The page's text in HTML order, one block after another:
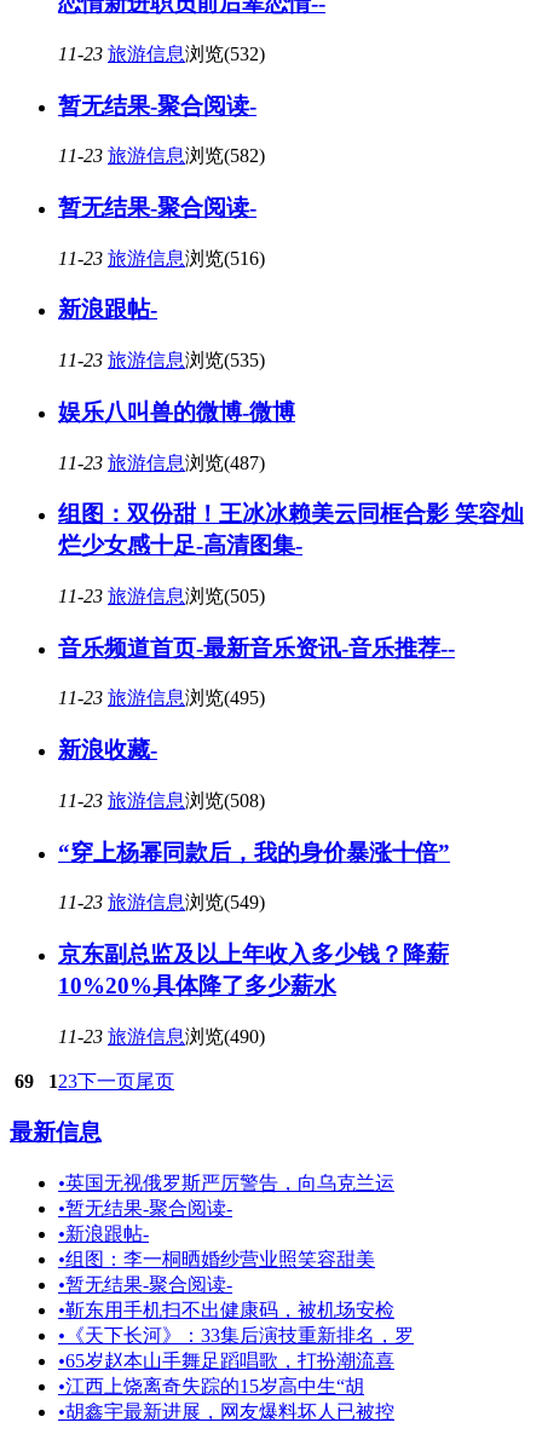
11-23 旅游信息浏览(532)
暂无结果-聚合阅读-
11-23 旅游信息浏览(582)
暂无结果-聚合阅读-
11-23 旅游信息浏览(516)
新浪跟帖-
11-23 旅游信息浏览(535)
娱乐八叫兽的微博-微博
11-23 旅游信息浏览(487)
组图：双份甜！王冰冰赖美云同框合影 笑容灿
烂少女感十足-高清图集-
11-23 旅游信息浏览(505)
音乐频道首页-最新音乐资讯-音乐推荐--
11-23 旅游信息浏览(495)
新浪收藏-
11-23 旅游信息浏览(508)
“穿上杨幂同款后，我的身价暴涨十倍”
11-23 旅游信息浏览(549)
京东副总监及以上年收入多少钱？降薪
10%20%具体降了多少薪水
11-23 旅游信息浏览(490)
69 123下一页尾页
最新信息
•英国无视俄罗斯严厉警告，向乌克兰运
•暂无结果-聚合阅读-
•新浪跟帖-
•组图：李一桐晒婚纱营业照笑容甜美
•暂无结果-聚合阅读-
•靳东用手机扫不出健康码，被机场安检
• 《天下长河》：33集后演技重新排名，罗
•65岁赵本山手舞足蹈唱歌，打扮潮流喜
•江西上饶离奇失踪的15岁高中生“胡
•胡鑫宇最新进展，网友爆料坏人已被控